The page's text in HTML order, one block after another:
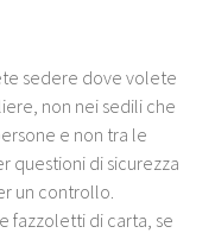
sedere dove volete
non nei sedili che
e non tra le
questioni di sicurezza
un controllo.
fazzoletti di carta, se